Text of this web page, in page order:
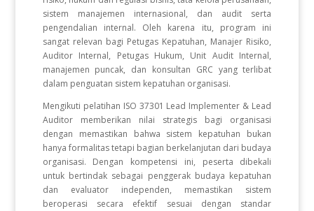
sistem manajemen internasional, dan audit serta
pengendalian internal. Oleh karena itu, program ini
sangat relevan bagi Petugas Kepatuhan, Manajer Risiko,
Auditor Internal, Petugas Hukum, Unit Audit Internal,
manajemen puncak, dan konsultan GRC yang terlibat
dalam penguatan sistem kepatuhan organisasi.
Mengikuti pelatihan ISO 37301 Lead Implementer & Lead
Auditor memberikan nilai strategis bagi organisasi
dengan memastikan bahwa sistem kepatuhan bukan
hanya formalitas tetapi bagian berkelanjutan dari budaya
organisasi. Dengan kompetensi ini, peserta dibekali
untuk bertindak sebagai penggerak budaya kepatuhan
dan evaluator independen, memastikan sistem
beroperasi secara efektif sesuai dengan standar